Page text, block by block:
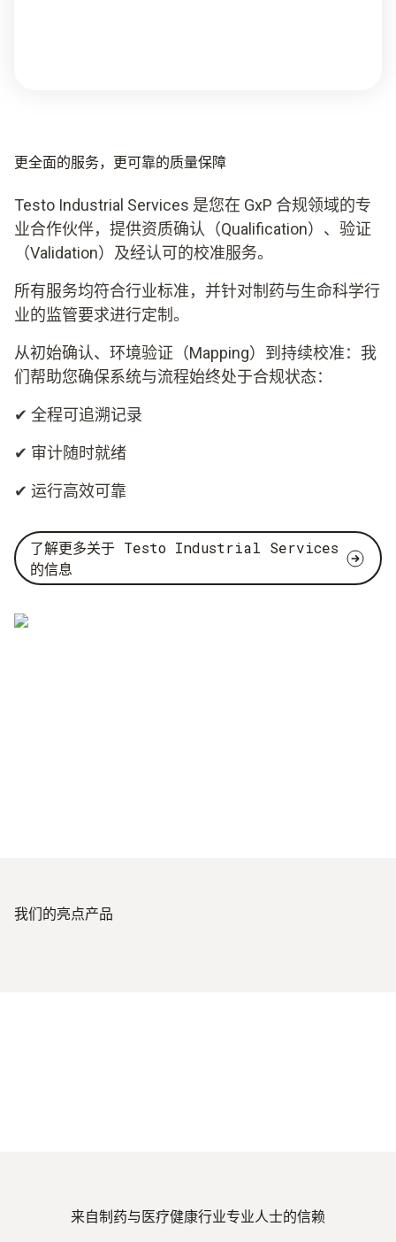
更全面的服务，更可靠的质量保障
Testo Industrial Services 是您在 GxP 合规领域的专
业合作伙伴，提供资质确认（Qualification）、验证
（Validation）及经认可的校准服务。
所有服务均符合行业标准，并针对制药与生命科学行
业的监管要求进行定制。
从初始确认、环境验证（Mapping）到持续校准：我
们帮助您确保系统与流程始终处于合规状态：
✔ 全程可追溯记录
✔ 审计随时就绪
✔ 运行高效可靠
了解更多关于 Testo Industrial Services
的信息
我们的亮点产品
来自制药与医疗健康行业专业人士的信赖